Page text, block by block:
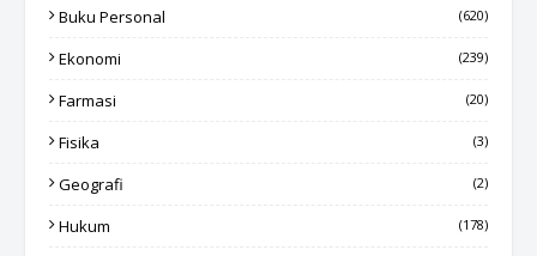
Buku Personal (620)
Ekonomi (239)
Farmasi (20)
Fisika (3)
Geografi (2)
Hukum (178)